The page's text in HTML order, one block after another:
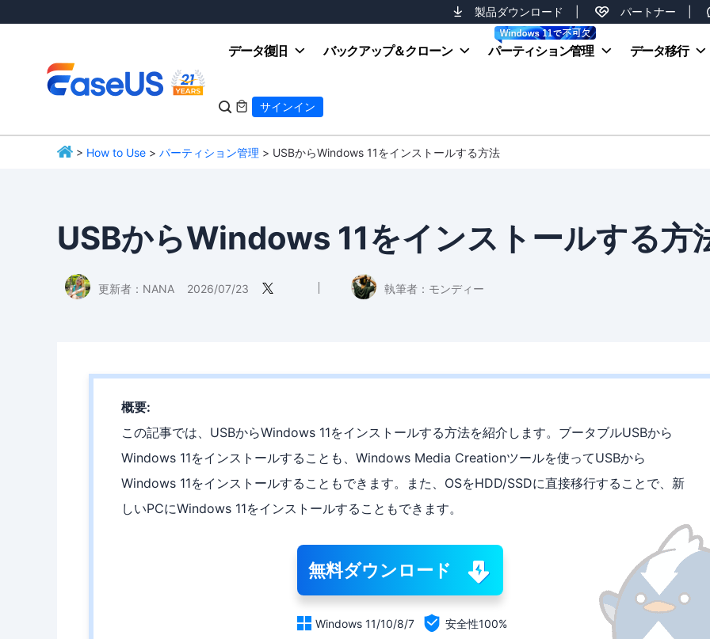
製品ダウンロード パートナー
データ復旧 バックアップ＆クローン パーティション管理 データ移行
  サインイン
> How to Use > パーティション管理 > USBからWindows 11をインストールする方法
USBからWindows 11をインストールする方
更新者： NANA 2026/07/23  執筆者： モンディー
概要:
この記事では、USBからWindows 11をインストールする方法を紹介します。ブータブルUSBから
Windows 11をインストールすることも、Windows Media Creationツールを使ってUSBから
Windows 11をインストールすることもできます。また、OSをHDD/SSDに直接移行することで、新
しいPCにWindows 11をインストールすることもできます。
無料ダウンロード
 Windows 11/10/8/7  安全性100%